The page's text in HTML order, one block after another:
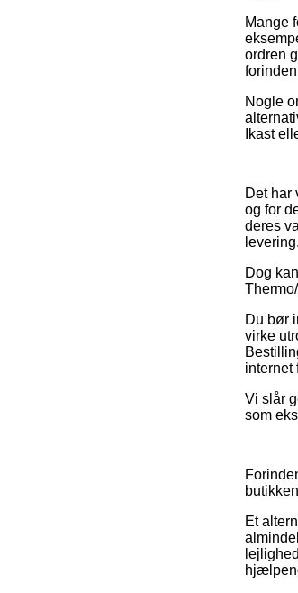
Mange
ordren
Nogle
Ikast
Det har
og for
deres
levering.
Dog
Du bør
virke
internet
Vi slår
som
Et